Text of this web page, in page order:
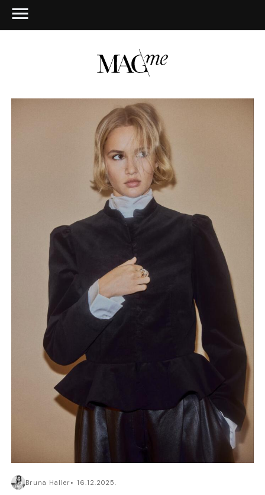
Bruna Haller 16.12.2025.